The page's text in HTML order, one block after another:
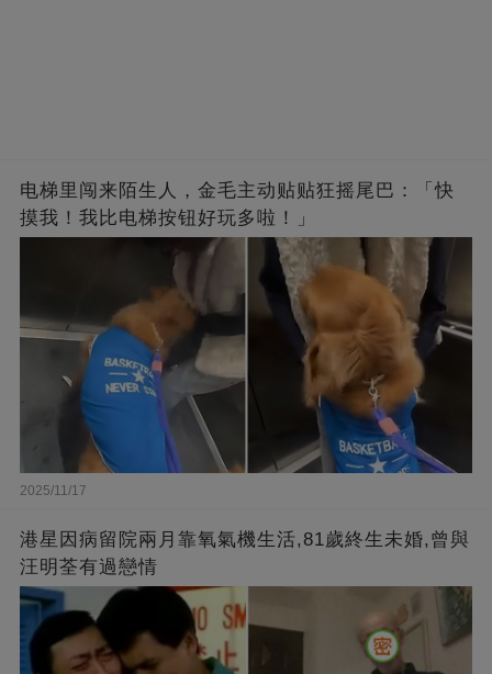
电梯里闯来陌生人，金毛主动贴贴狂摇尾巴：「快
摸我！我比电梯按钮好玩多啦！」
2025/11/17
港星因病留院兩月靠氧氣機生活,81歲終生未婚,曾與
汪明荃有過戀情